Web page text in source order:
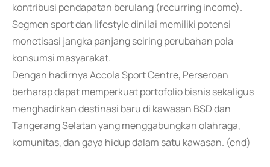
kontribusi pendapatan berulang (recurring income).
Segmen sport dan lifestyle dinilai memiliki potensi
monetisasi jangka panjang seiring perubahan pola
konsumsi masyarakat.
Dengan hadirnya Accola Sport Centre, Perseroan
berharap dapat memperkuat portofolio bisnis sekaligus
menghadirkan destinasi baru di kawasan BSD dan
Tangerang Selatan yang menggabungkan olahraga,
komunitas, dan gaya hidup dalam satu kawasan. (end)